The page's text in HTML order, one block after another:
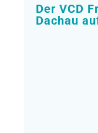
Der VCD
Dachau